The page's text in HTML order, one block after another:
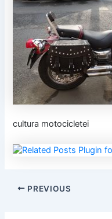
cultura motocicletei
PREVIOUS